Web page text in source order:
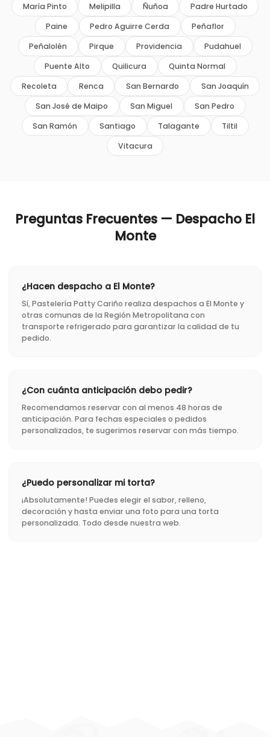
María Pinto Melipilla Ñuñoa
Padre Hurtado
Paine
Pedro Aguirre Cerda
Peñaflor
Peñalolén
Pirque Providencia
Pudahuel
Puente Alto
Quilicura
Quinta Normal
Recoleta
Renca San Bernardo
San Joaquín
San José de Maipo
San Miguel
San Pedro
San Ramón
Santiago Talagante
Tiltil
Vitacura
Preguntas Frecuentes — Despacho El
Monte
¿Hacen despacho a El Monte?
Sí, Pastelería Patty Cariño realiza despachos a El Monte y
otras comunas de la Región Metropolitana con
transporte refrigerado para garantizar la calidad de tu
pedido.
¿Con cuánta anticipación debo pedir?
Recomendamos reservar con al menos 48 horas de
anticipación. Para fechas especiales o pedidos
personalizados, te sugerimos reservar con más tiempo.
¿Puedo personalizar mi torta?
¡Absolutamente! Puedes elegir el sabor, relleno,
decoración y hasta enviar una foto para una torta
personalizada. Todo desde nuestra web.